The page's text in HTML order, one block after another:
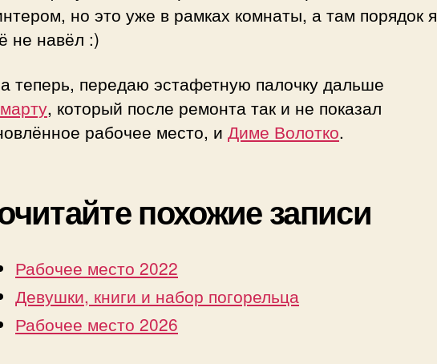
но это уже в рамках комнаты, а там порядок я
не навёл :)
теперь, передаю эстафетную палочку дальше
, который после ремонта так и не показал
рабочее место, и Диме Волотко.
похожие записи
Рабочее место 2022
Девушки, книги и набор погорельца
Рабочее место 2026